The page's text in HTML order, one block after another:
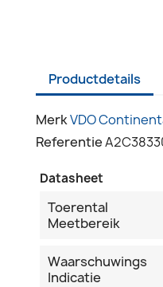
Productdetails
MerkVDO
Referentie
Datasheet
Toerental
Meetbereik
Waarschuwings
Indicatie